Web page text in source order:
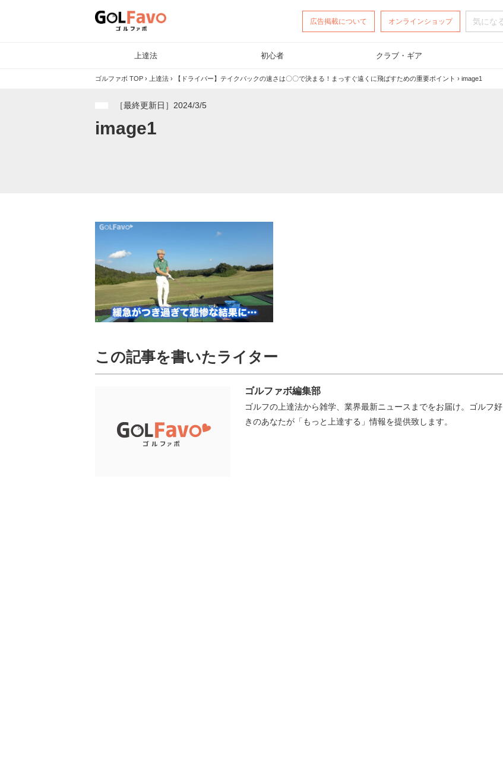
広告掲載について オンラインショップ
上達法 初心者 クラブ・ギア
ゴルファボ TOP › 上達法 › 【ドライバー】テイクバックの速さは〇〇で決まる！まっすぐ遠くに飛ばすための重要ポイント › image1
［最終更新日］2024/3/5
image1
この記事を書いたライター
ゴルファボ編集部
ゴルフの上達法から雑学、業界最新ニュースまでをお届け。ゴルフ好
きのあなたが「もっと上達する」情報を提供致します。